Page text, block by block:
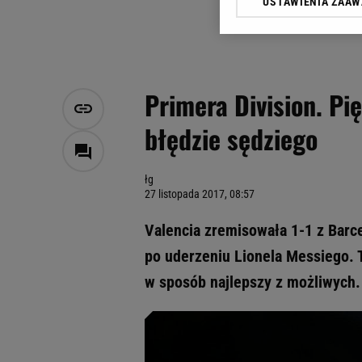
Primera Division.
błędzie sędziego
łg
27 listopada 2017, 08:57
Valencia zremisowała 1-1 z
po uderzeniu Lionela Messiego.
w sposób najlepszy z możliwych.
Klikając „Akceptuję”
Zaufanych Partnerów i
My, nasi Zaufani
Użycie dokładnych
Przechowywanie
badnie odbiorców i